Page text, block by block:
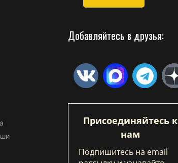
Добавляйтесь в друзья:
Присоединяйтесь к
нам
Подпишитесь на email